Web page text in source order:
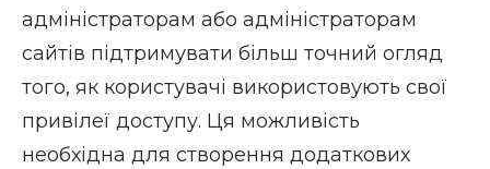
адміністраторам або адміністраторам
сайтів підтримувати більш точний огляд
того, як користувачі використовують свої
привілеї доступу. Ця можливість
необхідна для створення додаткових